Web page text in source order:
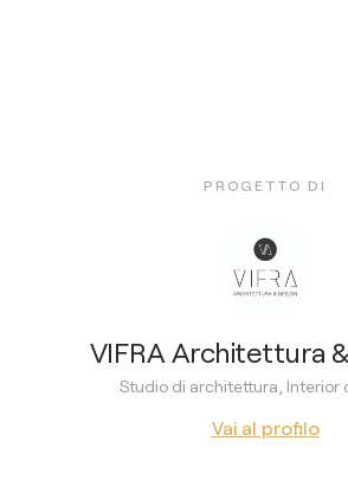
PROGETTO DI
VIFRA Architettura
Studio di architettura, Interior
Vai al profilo